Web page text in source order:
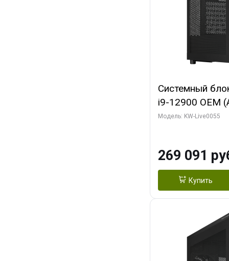
Системный
i9-12900 OEM
C16 8EC/8PC/
HDMI/ 1 ТБ
Модель: KW-Live0055
269 091
Купить